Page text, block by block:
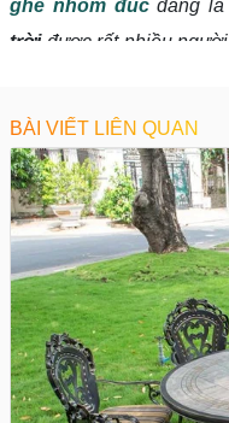
ghế nhôm đúcđang là
trờiđược rất nhiều
còn được sử dụng ở
đang muốn tìm đơn vị
lượng thì đừng bỏ qua
Những ưu
bộ bàn ghế
Trên thị trường Việt
hiện đang được chế tạo
BÀI VIẾT LIÊN QUAN